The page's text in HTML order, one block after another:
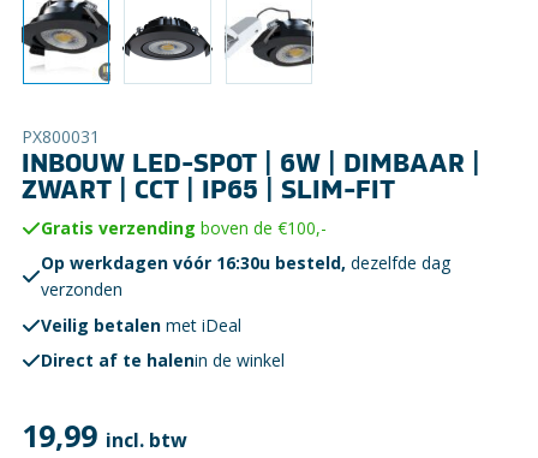
PX800031
INBOUW LED-SPOT | 6W | DIMBAAR |
ZWART | CCT | IP65 | SLIM-FIT
Gratis verzending boven de €100,-
Op werkdagen vóór 16:30u besteld, dezelfde dag
verzonden
Veilig betalen met iDeal
Direct af te halenin de winkel
19,99 incl. btw